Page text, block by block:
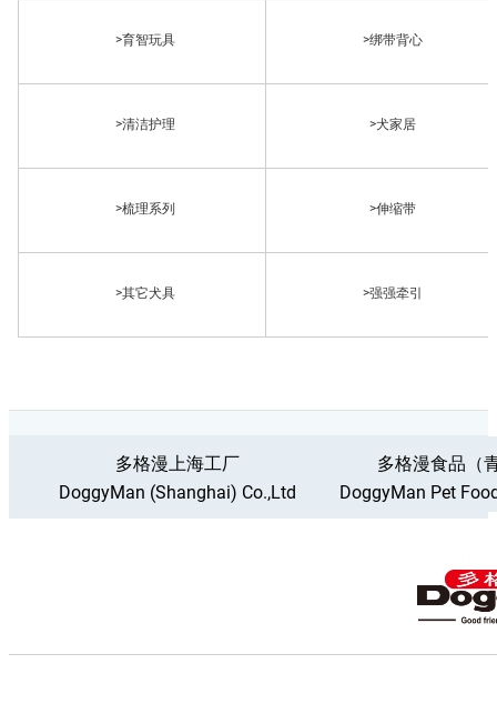
>育智玩具
>清洁护理
>梳理系列
>其它犬具
>绑带背心
>犬家居
>伸缩带
>强强牵引
多格漫上海工厂
DoggyMan (Shanghai) Co.,Ltd
多格漫食品（
DoggyMan Pet